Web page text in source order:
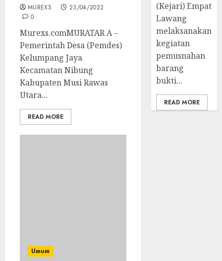
MUREXS
23/04/2022
0
Murexs.comMURATAR A –
Pemerintah Desa (Pemdes)
Kelumpang Jaya
Kecamatan Nibung
Kabupaten Musi Rawas
Utara...
READ MORE
Umum
(Kejari) Empat
Lawang
melaksanakan
kegiatan
pemusnahan
barang
bukti...
READ MORE